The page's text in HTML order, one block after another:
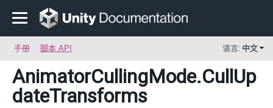
手册 脚本 API 语言: 中文
AnimatorCullingMode.CullUp
dateTransforms